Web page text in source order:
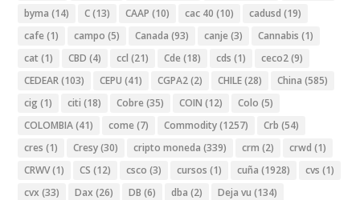
byma (14) C(13) CAAP (10) cac 40 (10) cadusd (19)
cafe (1) campo (5) Canada (93) canje (3) Cannabis (1)
cat (1) CBD (4) ccl (21) Cde (18) cds (1) ceco2(9)
CEDEAR(103) CEPU (41) CGPA2(2) CHILE(28) China (585)
cig (1) citi (18) Cobre (35) COIN (12) Colo (5)
COLOMBIA(41) come (7) Commodity(1257) Crb (54)
cres (1) Cresy(30) cripto moneda (339) crm (2) crwd (1)
CRWV(1) CS (12) csco (3) cursos (1) cuña (1928) cvs (1)
cvx (33) Dax (26) DB (6) dba (2) Deja vu (134)